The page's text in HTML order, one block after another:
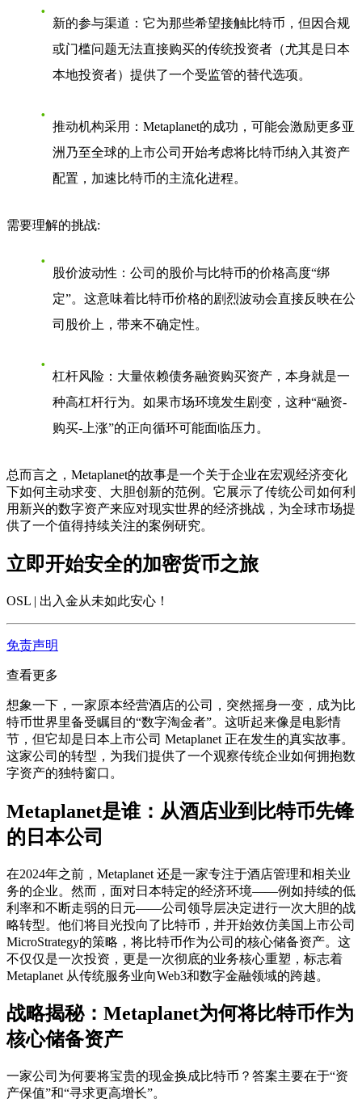
新的参与渠道 ：它为那些希望接触比特币，但因合规
或门槛问题无法直接购买的传统投资者（尤其是日本
本地投资者）提供了一个受监管的替代选项。
推动机构采用 ：Metaplanet的成功，可能会激励更多亚
洲乃至全球的上市公司开始考虑将比特币纳入其资产
配置，加速比特币的主流化进程。
需要理解的挑战:
股价波动性 ：公司的股价与比特币的价格高度“绑
定”。这意味着比特币价格的剧烈波动会直接反映在公
司股价上，带来不确定性。
杠杆风险 ：大量依赖债务融资购买资产，本身就是一
种高杠杆行为。如果市场环境发生剧变，这种“融资-
购买-上涨”的正向循环可能面临压力。
总而言之，Metaplanet的故事是一个关于企业在宏观经济变化
下如何主动求变、大胆创新的范例。它展示了传统公司如何利
用新兴的数字资产来应对现实世界的经济挑战，为全球市场提
供了一个值得持续关注的案例研究。
立即开始安全的加密货币之旅
OSL | 出入金从未如此安心 ！
免责声明
查看更多
想象一下，一家原本经营酒店的公司，突然摇身一变，成为比
特币世界里备受瞩目的“数字淘金者”。这听起来像是电影情
节，但它却是日本上市公司 Metaplanet 正在发生的真实故事。
这家公司的转型，为我们提供了一个观察传统企业如何拥抱数
字资产的独特窗口。
Metaplanet是谁：从酒店业到比特币先锋
的日本公司
在2024年之前，Metaplanet 还是一家专注于酒店管理和相关业
务的企业。然而，面对日本特定的经济环境——例如持续的低
利率和不断走弱的日元——公司领导层决定进行一次大胆的战
略转型。他们将目光投向了比特币，并开始效仿美国上市公司
MicroStrategy的策略，将比特币作为公司的核心储备资产。这
不仅仅是一次投资，更是一次彻底的业务核心重塑，标志着
Metaplanet 从传统服务业向Web3和数字金融领域的跨越。
战略揭秘：Metaplanet为何将比特币作为
核心储备资产
一家公司为何要将宝贵的现金换成比特币？答案主要在于“资
产保值”和“寻求更高增长”。